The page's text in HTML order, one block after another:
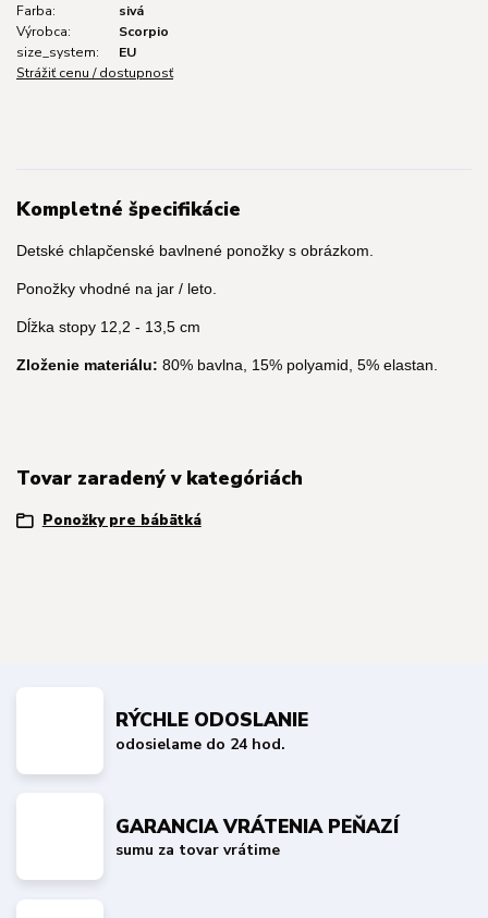
Farba:
sivá
Výrobca:
Scorpio
size_system:
EU
Strážiť cenu / dostupnosť
Kompletné špecifikácie
Detské chlapčenské bavlnené ponožky s obrázkom.
Ponožky vhodné na jar / leto.
Dĺžka stopy 12,2 - 13,5 cm
Zloženie materiálu: 80% bavlna, 15% polyamid, 5% elastan.
Tovar zaradený v kategóriách
Ponožky pre bábätká
RÝCHLE ODOSLANIE
odosielame do 24 hod.
GARANCIA VRÁTENIA PEŇAZÍ
sumu za tovar vrátime